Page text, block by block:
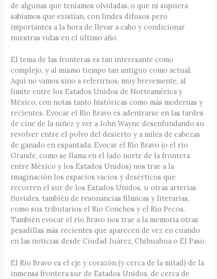
de algunas que teníamos olvidadas, o que ni siquiera
sabíamos que existían, con lindes difusos pero
importantes a la hora de llevar a cabo y condicionar
nuestras vidas en el último año.
El tema de las fronteras es tan interesante como
complejo, y al mismo tiempo tan antiguo como actual.
Aquí no vamos sino a referirnos, muy brevemente, al
límite entre los Estados Unidos de Norteamérica y
México, con notas tanto históricas como más modernas y
recientes. Evocar el Río Bravo es adentrarse en las tardes
de cine de la niñez y ver a John Wayne desenfundando su
revolver entre el polvo del desierto y a miles de cabezas
de ganado en espantada. Evocar el Río Bravo (o el río
Grande, como se llama en el lado norte de la frontera
entre México y los Estados Unidos) nos trae a la
imaginación los espacios vacíos y desérticos que
recorren el sur de los Estados Unidos, u otras arterias
fluviales, también de resonancias fílmicas y literarias,
como sus tributarios el Río Conchos y el Río Pecos.
También evocar el río Bravo nos trae a la memoria otras
pesadillas más recientes que aparecen de vez en cuando
en las noticias desde Ciudad Juárez, Chihuahua o El Paso.
El Río Bravo es el eje y corazón (y cerca de la mitad) de la
inmensa frontera sur de Estados Unidos, de cerca de